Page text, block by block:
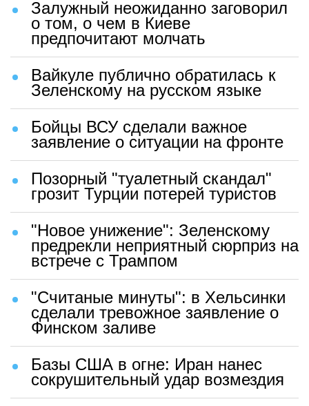
Залужный неожиданно заговорил
о том, о чем в Киеве
предпочитают молчать
Вайкуле публично обратилась к
Зеленскому на русском языке
Бойцы ВСУ сделали важное
заявление о ситуации на фронте
Позорный "туалетный скандал"
грозит Турции потерей туристов
"Новое унижение": Зеленскому
предрекли неприятный сюрприз на
встрече с Трампом
"Считаные минуты": в Хельсинки
сделали тревожное заявление о
Финском заливе
Базы США в огне: Иран нанес
сокрушительный удар возмездия